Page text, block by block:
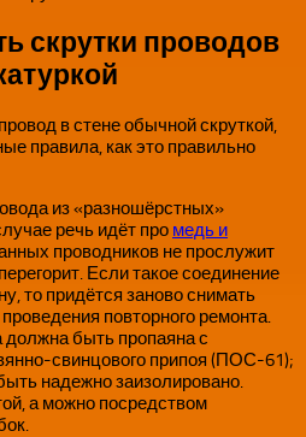
скрутки проводов
в стене обычной скруткой,
правила, как это правильно
из «разношёрстных»
речь идёт про медь и
проводников не прослужит
Если такое соединение
то придётся заново снимать
повторного ремонта.
должна быть пропаяна с
свинцового припоя (ПОС-61);
надежно заизолировано.
а можно посредством